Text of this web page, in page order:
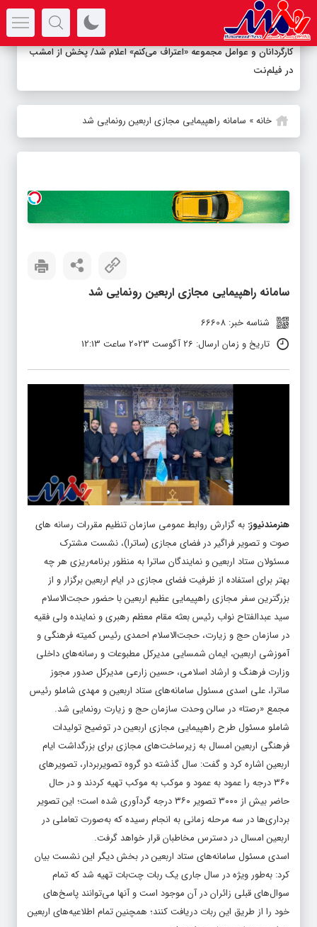
کارگردانان و عوامل مجموعه «اعتراف می‌کنم» اعلام شد/ پخش از امشب
در فیلم‌نت
خانه» سامانه راهپیمایی مجازی اربعین رونمایی شد
سامانه راهپیمایی مجازی اربعین رونمایی شد
شناسه خبر: 66608
تاریخ و زمان ارسال: 26 آگوست 2023 ساعت 12:13
هنرمندنیوز: به گزارش روابط عمومی سازمان تنظیم مقررات رسانه های
صوت و تصویر فراگیر در فضای مجازی (ساترا)، نشست مشترک
مسئولان ستاد اربعین و نمایندگان ساترا به منظور برنامه‌ریزی هر چه
بهتر برای استفاده از ظرفیت فضای مجازی در ایام اربعین برگزار و از
بزرگترین سفر مجازی راهپیمایی عظیم اربعین با حضور حجت‌الاسلام
سید عبدالفتاح نواب رئیس بعثه مقام معظم رهبری و نماینده ولی فقیه
در سازمان حج و زیارت، حجت‌الاسلام احمدی رئیس کمیته فرهنگی و
آموزشی اربعین، ایمان شمسایی مدیرکل مطبوعات و رسانه‌های داخلی
وزارت فرهنگ و ارشاد اسلامی، حسین زارعی مدیرکل صدور مجوز
ساترا، علی اسدی مسئول سامانه‌های ستاد اربعین و مهدی شاملو رئیس
مجمع «رصتا» در سالن وحدت سازمان حج و زیارت رونمایی شد.
شاملو مسئول طرح راهپیمایی مجازی اربعین در توضیح تولیدات
فرهنگی اربعین امسال به زیرساخت‌های مجازی برای بزرگداشت ایام
اربعین اشاره کرد و گفت: سال گذشته دو گروه تصویربردار، تصویر‌های
۳۶۰ درجه را عمود به عمود و موکب به موکب تهیه کردند و در حال
حاضر بیش از ۳۰۰۰ تصویر ۳۶۰ درجه گردآوری شده است؛ این تصویر
برداری‌ها در سه مرحله زمانی به انجام رسیده که به‌صورت تعاملی در
اربعین امسال در دسترس مخاطبان قرار خواهد گرفت.
اسدی مسئول سامانه‌های ستاد اربعین در بخش دیگر این نشست بیان
کرد: به‌طور ویژه در سال جاری یک ربات چت‌بات تهیه شد که تمام
سوال‌های قبلی زائران در آن موجود است و آنها می‌توانند پاسخ‌های
خود را از طریق این ربات دریافت کنند؛ همچنین تمام اطلاعیه‌های اربعین